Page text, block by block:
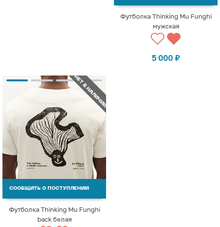
Футболка Thinking Mu Funghi
мужская
5 000 ₽
НЕТ В НАЛИЧИИ
СООБЩИТЬ О ПОСТУПЛЕНИИ
Футболка Thinking Mu Funghi
back белая